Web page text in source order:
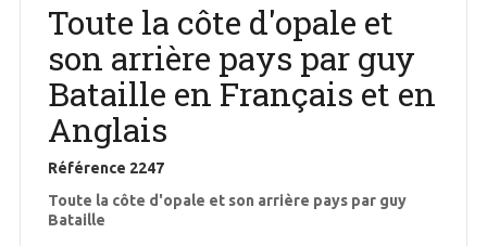
Toute la côte d'opale et
son arrière pays par guy
Bataille en Français et en
Anglais
Référence 2247
Toute la côte d'opale et son arrière pays par guy
Bataille